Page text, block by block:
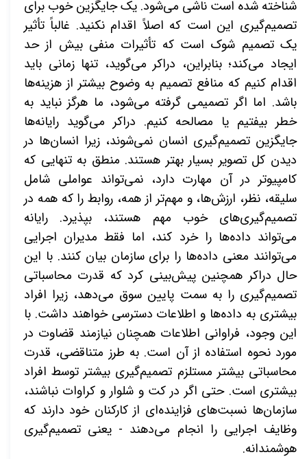
شناخته شده است ناشی می‌شود. یک جایگزین خوب برای
تصمیم‌گیری این است که اصلاً اقدام نکنید. غالباً تأثیر
یک تصمیم شوک است که تأثیرات منفی بیش از حد
ایجاد می‌کند؛ بنابراین، دراکر می‌گوید، تنها زمانی باید
اقدام کنیم که منافع تصمیم به وضوح بیشتر از هزینه‌ها
باشد. اما اگر تصمیمی گرفته می‌شود، ما هرگز نباید به
خطر بیفتیم یا مصالحه کنیم. دراکر می‌گوید رایانه‌ها
جایگزین تصمیم‌گیری انسان نمی‌شوند، زیرا انسان‌ها در
دیدن کل تصویر بسیار بهتر هستند. منطق به تنهایی که
کامپیوتر در آن مهارت دارد، نمی‌تواند عواملی شامل
سلیقه، نظر، ارزش‌ها، و مهم‌تر از همه، روابط را که همه در
تصمیم‌گیری‌های خوب مهم هستند، بپذیرد. رایانه
می‌تواند داده‌ها را خرد کند، اما فقط مدیران اجرایی
می‌توانند معنی داده‌ها را برای سازمان بیان کنند. با این
حال دراکر همچنین پیش‌بینی کرد که قدرت محاسباتی
تصمیم‌گیری را به سمت پایین سوق می‌دهد، زیرا افراد
بیشتری به داده‌ها و اطلاعات دسترسی خواهند داشت. با
این وجود، فراوانی اطلاعات همچنان نیازمند قضاوت در
مورد نحوه استفاده از آن است. به طرز متناقضی، قدرت
محاسباتی بیشتر مستلزم تصمیم‌گیری بیشتر توسط افراد
بیشتری است. حتی اگر در کت و شلوار و کراوات نباشند،
سازمان‌ها نسبت‌های فزاینده‌ای از کارکنان خود دارند که
وظایف اجرایی را انجام می‌دهند - یعنی تصمیم‌گیری
هوشمندانه.